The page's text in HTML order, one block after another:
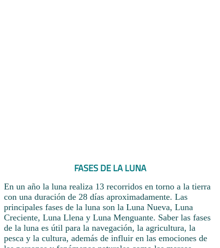
FASES DE LA LUNA
En un año la luna realiza 13 recorridos en torno a la tierra
con una duración de 28 días aproximadamente. Las
principales fases de la luna son la Luna Nueva, Luna
Creciente, Luna Llena y Luna Menguante. Saber las fases
de la luna es útil para la navegación, la agricultura, la
pesca y la cultura, además de influir en las emociones de